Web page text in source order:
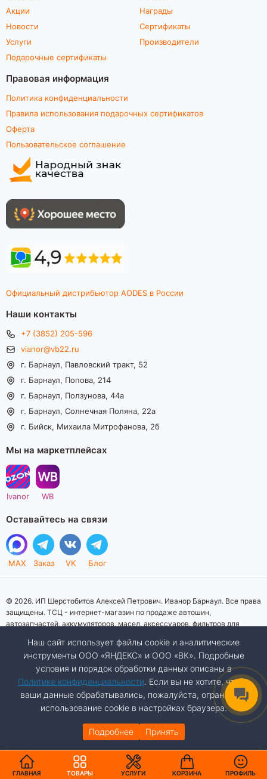
ДОБАВИТЬ В КОРЗИНУ
Акции
Новости
Услуги
Подарочные сертификаты
Награды
Сертификаты
Производители
Правовая информация
Политика конфиденциальности
Правила использования подарочных сертификатов
Оферта
Пользовательское соглашение
Официальный дистрибьютор AODES в России
Наши контакты
+7 (3852) 205-596
vianor@vb22.ru
г. Барнаул, Павловский тракт, 52
г. Барнаул, Попова, 214
г. Барнаул, Ползунова, 44а
г. Барнаул, Солнечная Поляна, 22а
г. Бийск, Михаила Митрофанова, 2б
Мы на маркетплейсах
Ivanor WB
Оставайтесь на связи
MAX Заказ VK Блог
© 2026. ИП Шерстобитов Алексей Петрович. Иванор Барнаул. Все права
защищены. ТСЦ - интернет-магазин по продаже автошин,
автозапчастей, аккумуляторов, масел, аксессуаров, фильтров для
информационный характер. Представленная информация о товарах, их
стоимости, характеристик, фото, наличия на складе ни при каких
условиях не является публичной офертой, определяемой положениями
Статьи 437 (2) Гражданского кодекса Российской Федерации.
Изображения товаров на фотографиях, представленных на сайте, могут
отличаться от оригиналов. Копирование материалов сайта запрещено.
Разработка сайта:Авалон
ГЛАВНАЯ ТОВАРЫ УСЛУГИ КОРЗИНА ПРОФИЛЬ
Наш сайт использует файлы cookie и аналитические
инструменты ООО «ЯНДЕКС» и ООО «ВК». Подробные
условия и порядок обработки данных описаны в
Политике конфиденциальности. Если вы не хотите, чтобы
ваши данные обрабатывались, пожалуйста, ограничьте
использование cookie в настройках браузера.
Подробнее Принять